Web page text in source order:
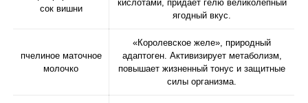
сок вишни
кислотами, придает гелю великолепный
ягодный вкус.
пчелиное маточное
молочко
«Королевское желе», природный
адаптоген. Активизирует метаболизм,
повышает жизненный тонус и защитные
силы организма.